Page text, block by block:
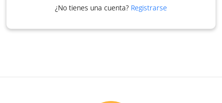
¿No tienes una cuenta? Registrarse